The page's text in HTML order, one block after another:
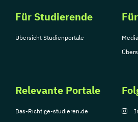
Für Studierende
Übersicht Studienportale
Relevante Portale
Das-Richtige-studieren.de